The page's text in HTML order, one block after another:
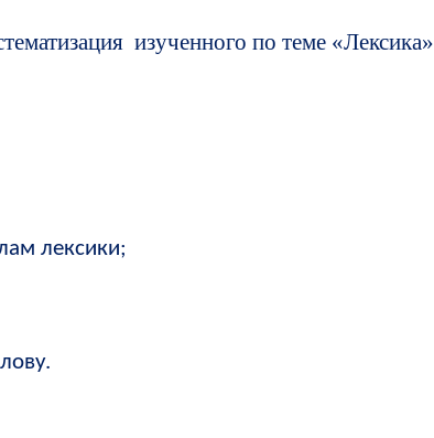
изученного по теме «Лексика»
лексики;